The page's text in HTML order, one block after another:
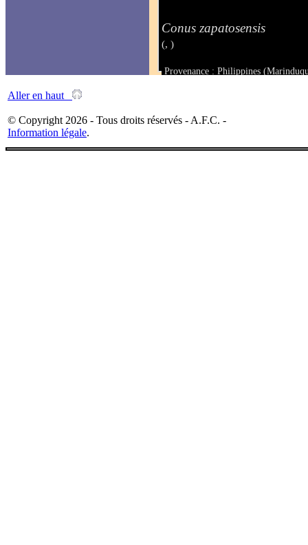
Conus zapatosensis
(, )
Provenance : Philippines
Aller en haut
© Copyright 2026 - Tous droits réservés - A.F.C. -
Information légale.